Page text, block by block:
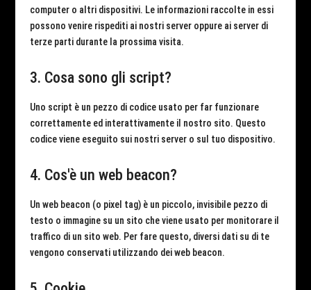
computer o altri dispositivi. Le informazioni raccolte in essi
possono venire rispediti ai nostri server oppure ai server di
terze parti durante la prossima visita.
3. Cosa sono gli script?
Uno script è un pezzo di codice usato per far funzionare
correttamente ed interattivamente il nostro sito. Questo
codice viene eseguito sui nostri server o sul tuo dispositivo.
4. Cos'è un web beacon?
Un web beacon (o pixel tag) è un piccolo, invisibile pezzo di
testo o immagine su un sito che viene usato per monitorare il
traffico di un sito web. Per fare questo, diversi dati su di te
vengono conservati utilizzando dei web beacon.